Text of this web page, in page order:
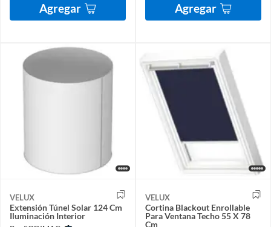
Agregar Agregar
VELUX
Extensión Túnel Solar 124 Cm
Iluminación Interior
VELUX
Cortina Blackout Enrollable
Para Ventana Techo 55 X 78
Cm